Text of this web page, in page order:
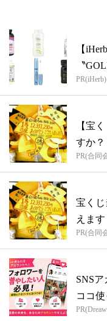
【
〝
PR(iHerb)
【宝
すか？
PR(合同
宝く
えます
PR(合同
SNS
ココ使